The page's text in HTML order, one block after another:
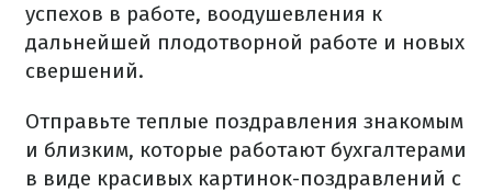
успехов в работе, воодушевления к
дальнейшей плодотворной работе и новых
свершений.
Отправьте теплые поздравления знакомым
и близким, которые работают бухгалтерами
в виде красивых картинок-поздравлений с